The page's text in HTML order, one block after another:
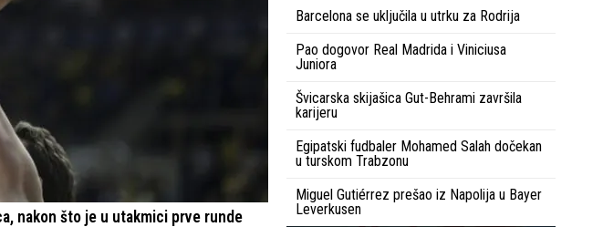
nakon što je u utakmici prve runde
Barcelona se uključila u utrku za Rodrija
Pao dogovor Real Madrida i Viniciusa
Juniora
Švicarska skijašica Gut-Behrami završila
karijeru
Egipatski fudbaler Mohamed Salah dočekan
u turskom Trabzonu
Miguel Gutiérrez prešao iz Napolija u Bayer
Leverkusen